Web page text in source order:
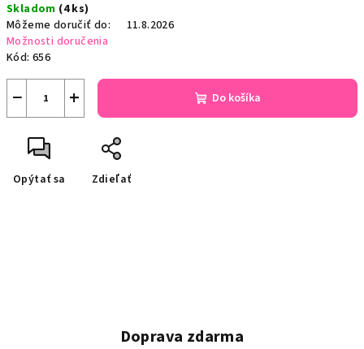
cena:
Skladom (4 ks)
Môžeme doručiť do:
11.8.2026
Možnosti doručenia
Kód: 656
+
− Do košíka
Opýtať sa Zdieľať
Doprava zdarma